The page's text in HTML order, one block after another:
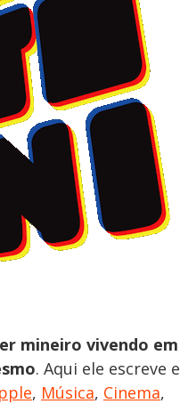
mineiro vivendo em
. Aqui ele escreve e
, Música, Cinema,